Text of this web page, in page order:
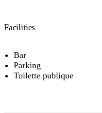
Facilities
Bar
Parking
Toilette publique